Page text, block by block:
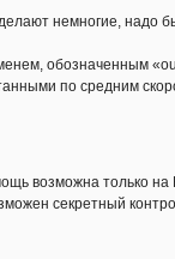
немногие, надо
обозначенным
по средним
возможна только
секретный